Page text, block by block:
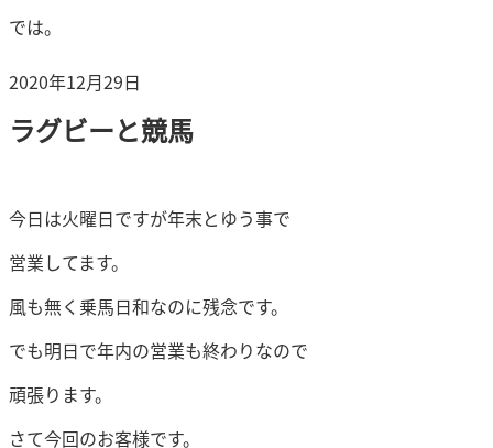
では。
投
日:
2020年12月29日
ラグビーと競馬
今日は火曜日ですが年末とゆう事で
営業してます。
風も無く乗馬日和なのに残念です。
でも明日で年内の営業も終わりなので
頑張ります。
さて今回のお客様です。